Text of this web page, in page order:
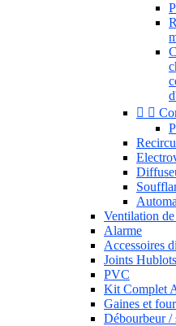
 
Ventilation de
Alarme
Accessoires
Joints
PVC
Kit Complet
Gaines et
Débourbeur /